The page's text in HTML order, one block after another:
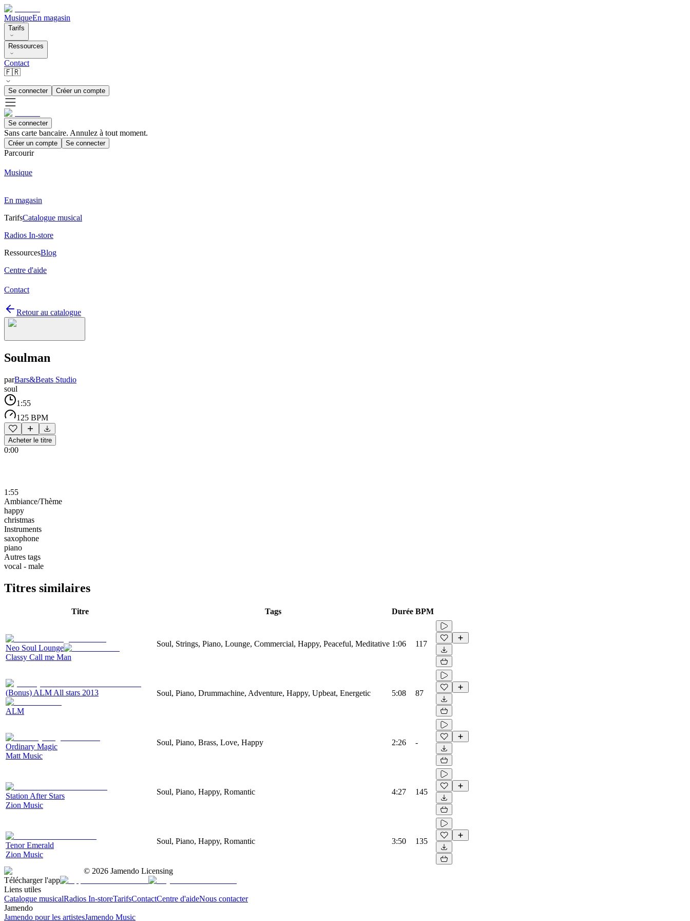
MusiqueEn magasin
Tarifs
Ressources
Contact
🇫🇷
Se connecter Créer un compte
Se connecter
Sans carte bancaire. Annulez à tout moment.
Créer un compte Se connecter
Parcourir
Musique
En magasin
TarifsCatalogue musical
Radios In-store
RessourcesBlog
Centre d'aide
Contact
Retour au catalogue
Soulman
parBars&Beats Studio
soul
1:55
125 BPM
Acheter le titre
0:00
1:55
Ambiance/Thème
happy
christmas
Instruments
saxophone
piano
Autres tags
vocal - male
Titres similaires
Titre Tags Durée BPM
Neo Soul Lounge
Classy Call me Man
Soul, Strings, Piano, Lounge, Commercial, Happy, Peaceful, Meditative 1:06 117
(Bonus) ALM All stars 2013
ALM
Soul, Piano, Drummachine, Adventure, Happy, Upbeat, Energetic 5:08 87
Ordinary Magic
Matt Music
Soul, Piano, Brass, Love, Happy 2:26 -
Station After Stars
Zion Music
Soul, Piano, Happy, Romantic 4:27 145
Tenor Emerald
Zion Music
Soul, Piano, Happy, Romantic 3:50 135
© 2026 Jamendo Licensing
Télécharger l'app
Liens utiles
Catalogue musicalRadios In-storeTarifsContactCentre d'aideNous contacter
Jamendo
Jamendo pour les artistesJamendo Music